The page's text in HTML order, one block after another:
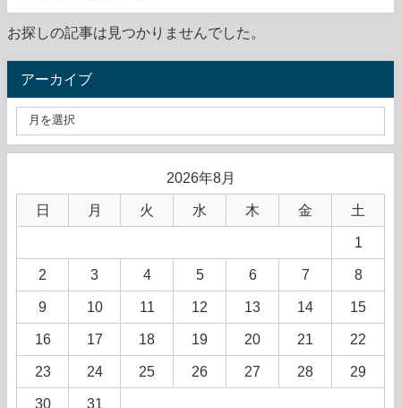
お探しの記事は見つかりませんでした。
アーカイブ
2026年8月
日 月 火 水 木 金 土
1
2 3 4 5 6 7 8
9 10 11 12 13 14 15
16 17 18 19 20 21 22
23 24 25 26 27 28 29
30
31